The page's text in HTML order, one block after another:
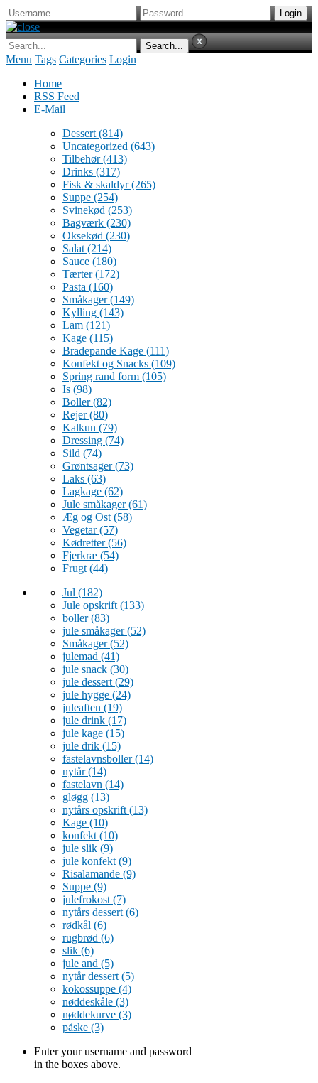
Menu Tags Categories Login
Home
RSS Feed
E-Mail
Dessert (814)
Uncategorized (643)
Tilbehør(413)
Drinks (317)
Fisk & skaldyr(265)
Suppe (254)
Svinekød (253)
Bagværk (230)
Oksekød (230)
Salat (214)
Sauce (180)
Tærter(172)
Pasta (160)
Småkager(149)
Kylling (143)
Lam (121)
Kage (115)
Bradepande Kage (111)
Konfekt og Snacks (109)
Spring rand form (105)
Is (98)
Boller(82)
Rejer(80)
Kalkun (79)
Dressing (74)
Sild (74)
Grøntsager(73)
Laks (63)
Lagkage (62)
Jule småkager(61)
Æg og Ost (58)
Vegetar(57)
Kødretter(56)
Fjerkræ (54)
Frugt (44)
Jul (182)
Jule opskrift (133)
boller(83)
jule småkager(52)
Småkager(52)
julemad (41)
jule snack (30)
jule dessert (29)
jule hygge (24)
juleaften (19)
jule drink (17)
jule kage (15)
jule drik (15)
fastelavnsboller(14)
nytår(14)
fastelavn (14)
gløgg (13)
nytårs opskrift (13)
Kage (10)
konfekt (10)
jule slik (9)
jule konfekt (9)
Risalamande (9)
Suppe (9)
julefrokost (7)
nytårs dessert (6)
rødkål (6)
rugbrød (6)
slik (6)
jule and (5)
nytår dessert (5)
kokossuppe (4)
nøddeskåle (3)
nøddekurve (3)
påske (3)
Enter your username and password
in the boxes above.